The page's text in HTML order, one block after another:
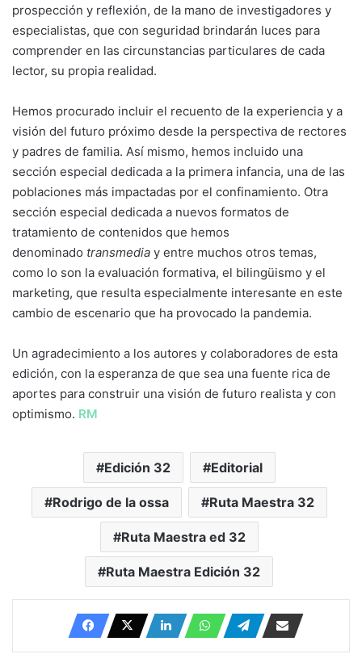
prospección y reflexión, de la mano de investigadores y
especialistas, que con seguridad brindarán luces para
comprender en las circunstancias particulares de cada
lector, su propia realidad.
Hemos procurado incluir el recuento de la experiencia y a
visión del futuro próximo desde la perspectiva de rectores
y padres de familia. Así mismo, hemos incluido una
sección especial dedicada a la primera infancia, una de las
poblaciones más impactadas por el confinamiento. Otra
sección especial dedicada a nuevos formatos de
tratamiento de contenidos que hemos
denominado transmedia y entre muchos otros temas,
como lo son la evaluación formativa, el bilingüismo y el
marketing, que resulta especialmente interesante en este
cambio de escenario que ha provocado la pandemia.
Un agradecimiento a los autores y colaboradores de esta
edición, con la esperanza de que sea una fuente rica de
aportes para construir una visión de futuro realista y con
optimismo. RM
Edición 32 Editorial
Rodrigo de la ossa Ruta Maestra 32
Ruta Maestra ed 32
Ruta Maestra Edición 32